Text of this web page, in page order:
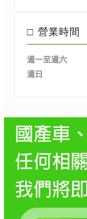
□ 營業時間
週一至週六
週日